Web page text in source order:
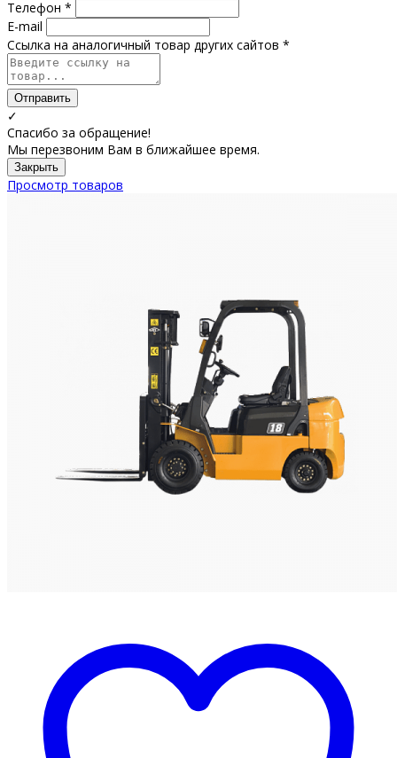
Телефон *
E-mail
Ссылка на аналогичный товар других сайтов *
Отправить
✓
Спасибо за обращение!
Мы перезвоним Вам в ближайшее время.
Закрыть
Просмотр товаров